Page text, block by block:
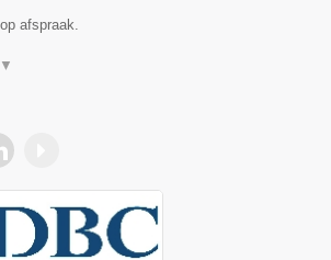
afspraak.
▼